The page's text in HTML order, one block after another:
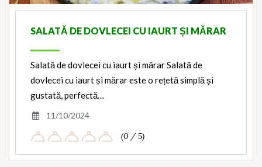
SALATĂ DE DOVLECEI CU IAURT ȘI MĂRAR
Salată de dovlecei cu iaurt și mărar Salată de
dovlecei cu iaurt și mărar este o rețetă simplă și
gustată, perfectă…
11/10/2024
(0 / 5)